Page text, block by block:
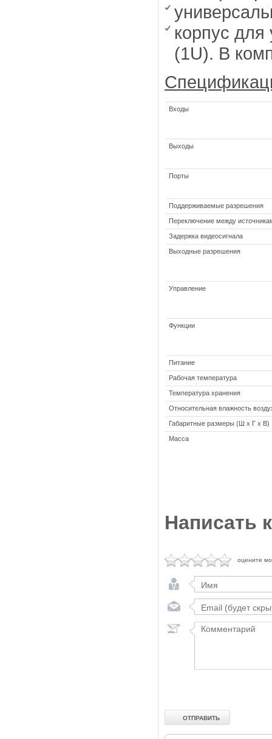
корпус
(1U). В
Входы
Выходы
Порты
Поддерживаемые разрешения
Переключение между
Задержка видеосигнала
Выходные разрешения
Управление
Функции
Питание
Рабочая температура
Температура хранения
Относительная влажность
Габаритные размеры (Ш x Г x В)
Масса
Написать
оцените